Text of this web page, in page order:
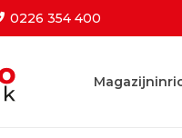
0226 354 400